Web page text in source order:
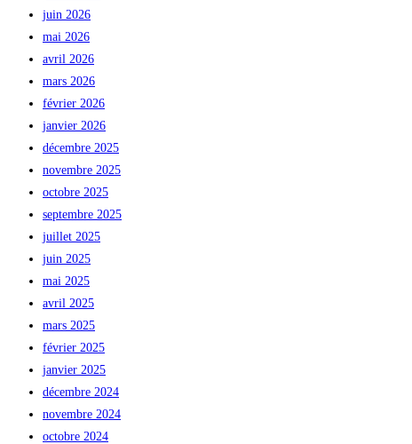
juin 2026
mai 2026
avril 2026
mars 2026
février 2026
janvier 2026
décembre 2025
novembre 2025
octobre 2025
septembre 2025
juillet 2025
juin 2025
mai 2025
avril 2025
mars 2025
février 2025
janvier 2025
décembre 2024
novembre 2024
octobre 2024